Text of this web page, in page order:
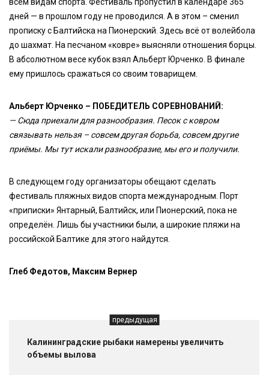
дней — в прошлом году не проводился. А в этом – сменил
прописку с Балтийска на Пионерский. Здесь всё от волейбола
до шахмат. На песчаном «ковре» выясняли отношения борцы.
В абсолютном весе кубок взял Альберт Юрченко. В финале
ему пришлось сражаться со своим товарищем.
Альберт Юрченко – ПОБЕДИТЕЛЬ СОРЕВНОВАНИЙ:
— Сюда приехали для разнообразия. Песок с ковром
связывать нельзя – совсем другая борьба, совсем другие
приёмы. Мы тут искали разнообразие, мы его и получили.
В следующем году организаторы обещают сделать
фестиваль пляжных видов спорта международным. Порт
«приписки» Янтарный, Балтийск, или Пионерский, пока не
определён. Лишь бы участники были, а широкие пляжи на
российской Балтике для этого найдутся.
Глеб Федотов, Максим Вернер
предыдущая
Калининградские рыбаки намерены увеличить
объемы вылова